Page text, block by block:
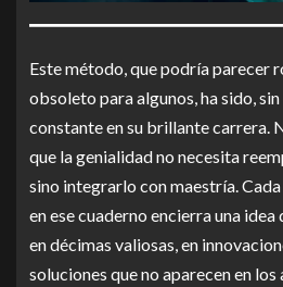
Este método, que podría parecer
obsoleto para algunos, ha sido,
constante en su brillante carrera.
que la genialidad no necesita
sino integrarlo con maestría.
en ese cuaderno encierra una
en décimas valiosas, en
soluciones que no aparecen en